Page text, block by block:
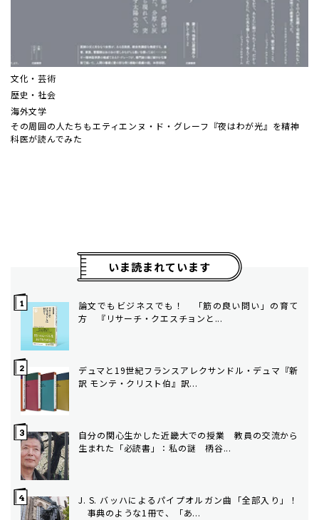
文化・芸術
歴史・社会
海外文学
その周囲の人たちも――エティエンヌ・ド・グレーフ『夜はわが光』を精神
科医が読んでみた
いま読まれています
論文でもビジネスでも！ 「筋の良い問い」の育て
方 ――『リサーチ・クエスチョンと...
デュマと19世紀フランス――アレクサンドル・デュマ『新
訳 モンテ・クリスト伯』訳...
自分の関心生かした近畿大での授業 教員の交流から
生まれた「必読書」：私の謎 柄谷...
J. S. バッハによるパイプオルガン曲「全部入り」！
事典のような1冊で、「あ...